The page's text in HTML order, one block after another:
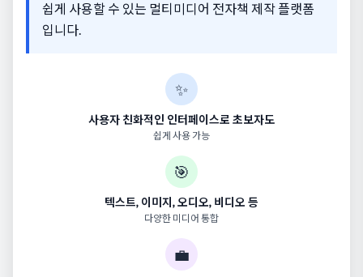
쉽게 사용할 수 있는 멀티미디어 전자책 제작 플랫폼
입니다.
✨
사용자 친화적인 인터페이스로 초보자도
쉽게 사용 가능
🎯
텍스트, 이미지, 오디오, 비디오 등
다양한 미디어 통합
💼